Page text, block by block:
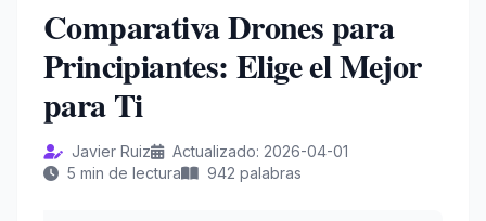
Comparativa Drones para
Principiantes: Elige el Mejor
para Ti
Javier Ruiz
Actualizado: 2026-04-01
5 min de lectura
942 palabras